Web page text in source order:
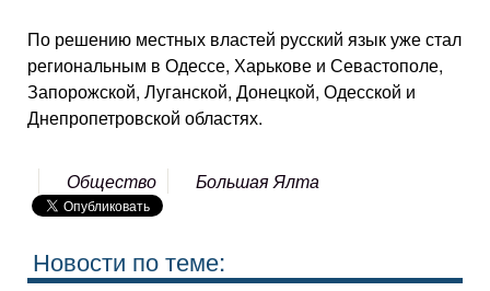
По решению местных властей русский язык уже стал
региональным в Одессе, Харькове и Севастополе,
Запорожской, Луганской, Донецкой, Одесской и
Днепропетровской областях.
Общество Большая Ялта
Новости по теме: